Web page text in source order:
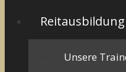
Reitausbildung
Unsere